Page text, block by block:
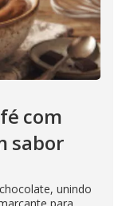
com
sabor
unindo